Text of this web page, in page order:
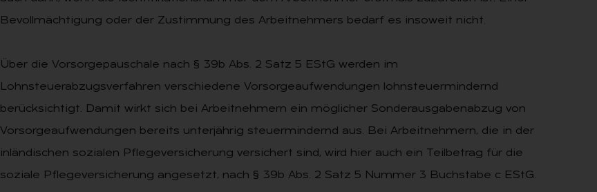
Bevollmächtigung oder der Zustimmung des Arbeitnehmers bedarf es insoweit nicht.
Über die Vorsorgepauschale nach § 39b Abs. 2 Satz 5 EStG werden im
Lohnsteuerabzugsverfahren verschiedene Vorsorgeaufwendungen lohnsteuermindernd
berücksichtigt. Damit wirkt sich bei Arbeitnehmern ein möglicher Sonderausgabenabzug von
Vorsorgeaufwendungen bereits unterjährig steuermindernd aus. Bei Arbeitnehmern, die in der
inländischen sozialen Pflegeversicherung versichert sind, wird hier auch ein Teilbetrag für die
soziale Pflegeversicherung angesetzt, nach § 39b Abs. 2 Satz 5 Nummer 3 Buchstabe c EStG.